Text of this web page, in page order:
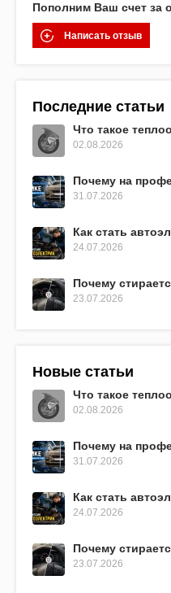
Пополним Ваш счет за
Написать отзыв
Последние статьи
Что такое
02.08.2026
Почему на
31.07.2026
Как стать
24.07.2026
Почему
23.07.2026
Новые статьи
Что такое
02.08.2026
Почему на
31.07.2026
Как стать
24.07.2026
Почему
23.07.2026